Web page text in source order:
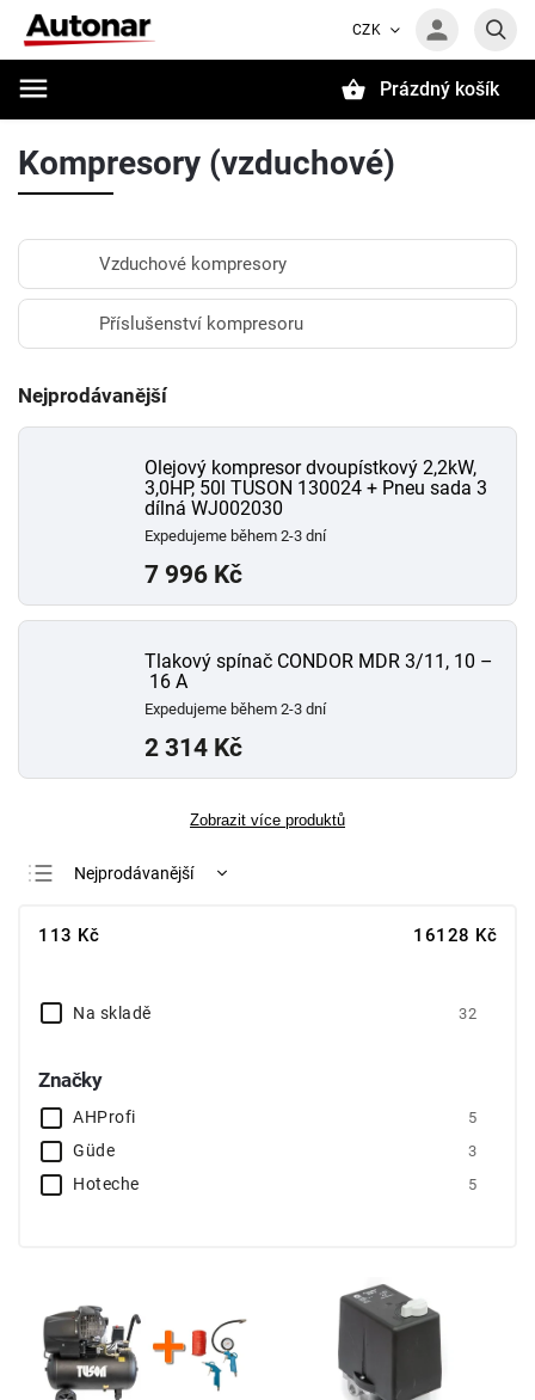
CZK
Prázdný košík
Kompresory (vzduchové)
Vzduchové kompresory
Příslušenství kompresoru
Nejprodávanější
Olejový kompresor dvoupístkový 2,2kW,
3,0HP, 50l TUSON 130024 + Pneu sada 3
dílná WJ002030
Expedujeme během 2-3 dní
7 996 Kč
Tlakový spínač CONDOR MDR 3/11, 10 –
16 A
Expedujeme během 2-3 dní
2 314 Kč
Zobrazit více produktů
Nejprodávanější
113 Kč 16128 Kč
Na skladě 32
Značky
AHProfi 5
Güde 3
Hoteche 5